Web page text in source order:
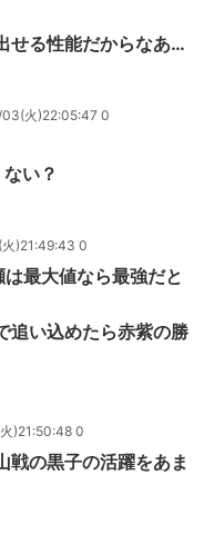
せる性能だからなあ…
火)22:05:47 0
い？
)21:49:43 0
最大値なら最強だと
追い込めたら赤紫の勝
)21:50:48 0
戦の黒子の活躍をあま